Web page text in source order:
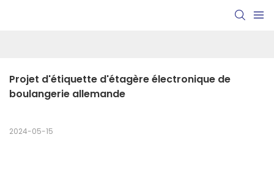
Projet d'étiquette d'étagère électronique de
boulangerie allemande
2024-05-15